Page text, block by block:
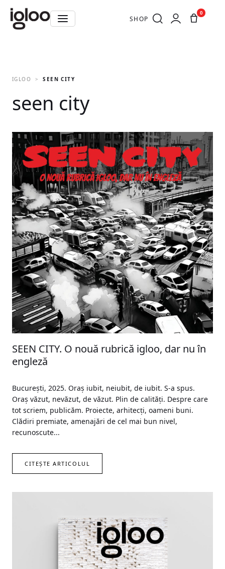
SHOP
0
IGLOO SEEN CITY
seen city
SEEN CITY. O nouă rubrică igloo, dar nu în
engleză
București, 2025. Oraș iubit, neiubit, de iubit. S-a spus.
Oraș văzut, nevăzut, de văzut. Plin de calități. Despre care
tot scriem, publicăm. Proiecte, arhitecți, oameni buni.
Clădiri premiate, amenajări de cel mai bun nivel,
recunoscute...
CITEȘTE ARTICOLUL